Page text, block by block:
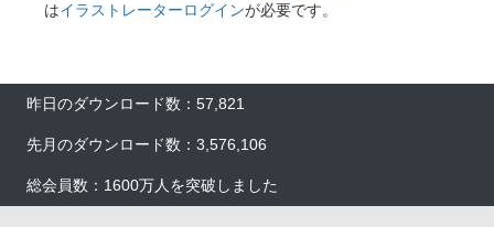
はイラストレーターログインが必要です。
昨日のダウンロード数：57,821
先月のダウンロード数：3,576,106
総会員数：1600万人を突破しました